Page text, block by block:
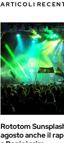
ARTICOLI
Rototom
agosto anche il